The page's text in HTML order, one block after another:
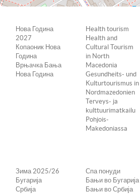
Нова Година
2027
Копаоник Нова
Година
Врњачка Бања
Нова Година
Health tourism
Health and
Cultural Tourism
in North
Macedonia
Gesundheits- und
Kulturtourismus in
Nordmazedonien
Terveys- ja
kulttuurimatkailu
Pohjois-
Makedoniassa
Зима 2025/26
Бугарија
Србија
Спа понуди
Бањи во Бугарија
Бањи во Србија